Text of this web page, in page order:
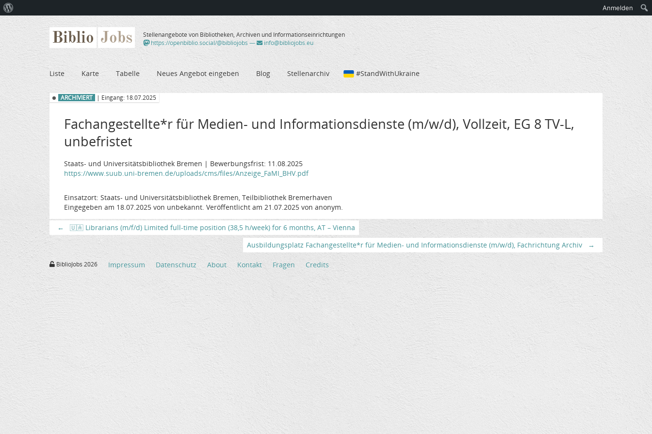
Biblio Jobs
Stellenangebote von Bibliotheken, Archiven und Informationseinrichtungen
https://openbiblio.social/@bibliojobs — info@bibliojobs.eu
Liste Karte Tabelle Neues Angebot eingeben Blog Stellenarchiv #StandWithUkraine
ARCHIVIERT | Eingang: 18.07.2025
Fachangestellte*r für Medien- und Informationsdienste (m/w/d), Vollzeit, EG 8 TV-L,
unbefristet
Staats- und Universitätsbibliothek Bremen | Bewerbungsfrist: 11.08.2025
https://www.suub.uni-bremen.de/uploads/cms/files/Anzeige_FaMI_BHV.pdf
Einsatzort: Staats- und Universitätsbibliothek Bremen, Teilbibliothek Bremerhaven
Eingegeben am 18.07.2025 von unbekannt. Veröffentlicht am 21.07.2025 von anonym.
←
🇺🇦 Librarians (m/f/d) Limited full-time position (38,5 h/week) for 6 months, AT – Vienna
Ausbildungsplatz Fachangestellte*r für Medien- und Informationsdienste (m/w/d), Fachrichtung Archiv
→
BiblioJobs 2026 Impressum Datenschutz About Kontakt Fragen Credits
WordPress
Anmelden